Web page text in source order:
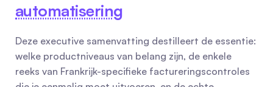
automatisering
Deze executive samenvatting destilleert de essentie:
welke productniveaus van belang zijn, de enkele
reeks van Frankrijk-specifieke factureringscontroles